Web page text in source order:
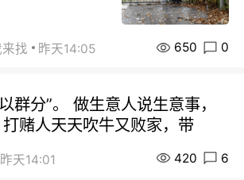
找 昨天14:05 650 0
群分”。 做生意人说生意事，
赌人天天吹牛又败家，带
昨天14:01 420 6